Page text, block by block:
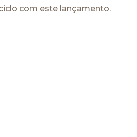
com este lançamento.